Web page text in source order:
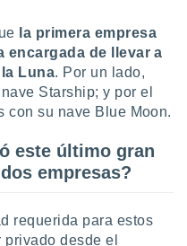
la primera empresa
encargada de llevar a
Luna. Por un lado,
Starship; y por el
con su nave Blue Moon.
este último gran
empresas?
requerida para estos
desde el